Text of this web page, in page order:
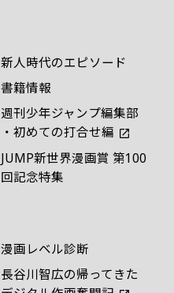
新人時代のエピソード
書籍情報
週刊少年ジャンプ編集部
・初めての打合せ編
JUMP新世界漫画賞 第100
回記念特集
漫画レベル診断
長谷川智広の帰ってきた